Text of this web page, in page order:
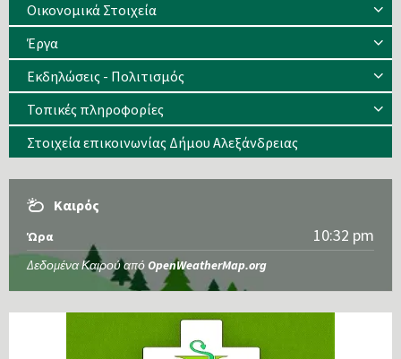
Οικονομικά Στοιχεία
Έργα
Εκδηλώσεις - Πολιτισμός
Τοπικές πληροφορίες
Στοιχεία επικοινωνίας Δήμου Αλεξάνδρειας
Καιρός
Ώρα 10:32 pm
Δεδομένα Καιρού από OpenWeatherMap.org